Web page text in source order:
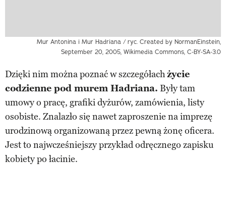
Mur Antonina i Mur Hadriana / ryc. Created by NormanEinstein,
September 20, 2005, Wikimedia Commons, C-BY-SA-3.0
Dzięki nim można poznać w szczegółachżycie
codzienne pod murem Hadriana. Były tam
umowy o pracę, grafiki dyżurów, zamówienia, listy
osobiste. Znalazło się nawet zaproszenie na imprezę
urodzinową organizowaną przez pewną żonę oficera.
Jest to najwcześniejszy przykład odręcznego zapisku
kobiety po łacinie.